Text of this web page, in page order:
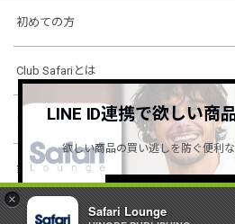
×
Safari Lounge
初めての方
Club Safariとは
ショッピングガイド
会社概要・規約
LINE ID連携で欲しい商
欲しい商品の買い逃しを防ぐ便利
詳しくはこち